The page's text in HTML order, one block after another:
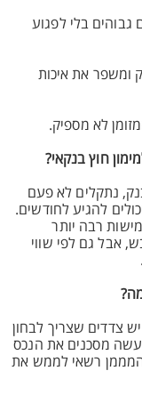
גבוהים בלי לפגוע
ומשפר את איכות
לא מספיק.
חוץ בנקאי?
נתקלים לא פעם
להגיע לחודשים.
רבה יותר
אבל גם לפי שווי
צדדים שצריך לבחון
מסכנים את הנכס
המממן רשאי לממש את